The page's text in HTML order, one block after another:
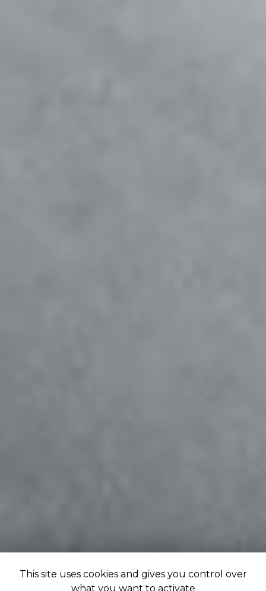
This site uses cookies and gives you control over
what you want to activate